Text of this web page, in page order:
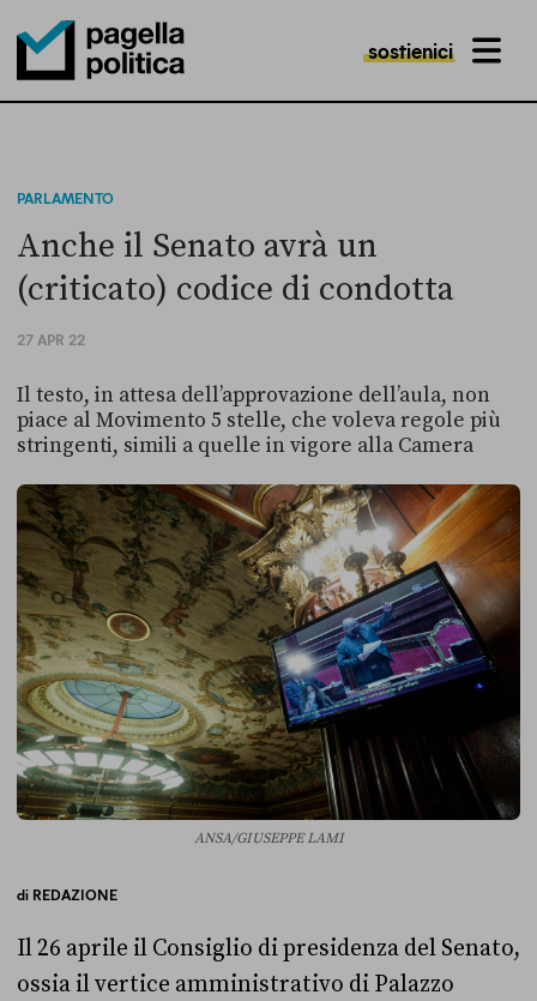
Pagella Politica Logo
sostienici MENU
PARLAMENTO
Anche il Senato avrà un
(criticato) codice di condotta
27 APR 22
Il testo, in attesa dell’approvazione dell’aula, non
piace al Movimento 5 stelle, che voleva regole più
stringenti, simili a quelle in vigore alla Camera
ANSA/GIUSEPPE LAMI
di REDAZIONE
Il 26 aprile il Consiglio di presidenza del Senato,
ossia il vertice amministrativo di Palazzo